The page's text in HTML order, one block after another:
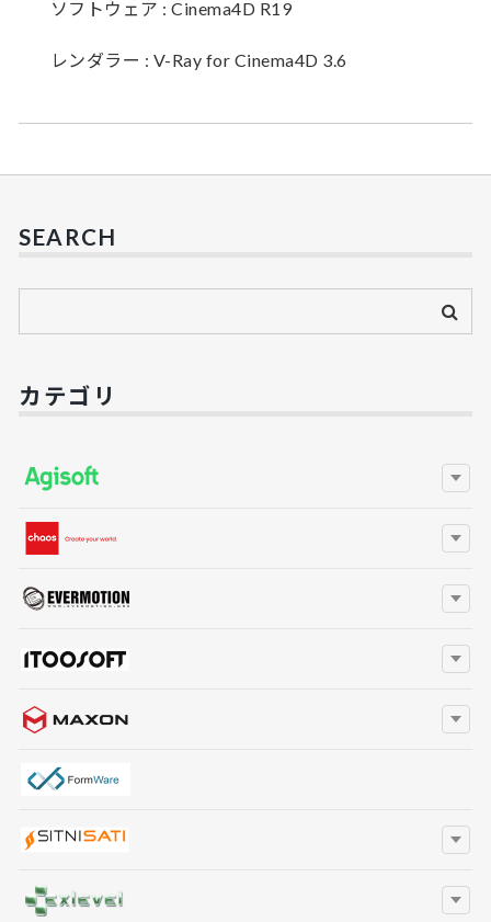
ソフトウェア : Cinema4D R19
レンダラー : V-Ray for Cinema4D 3.6
SEARCH
カテゴリ